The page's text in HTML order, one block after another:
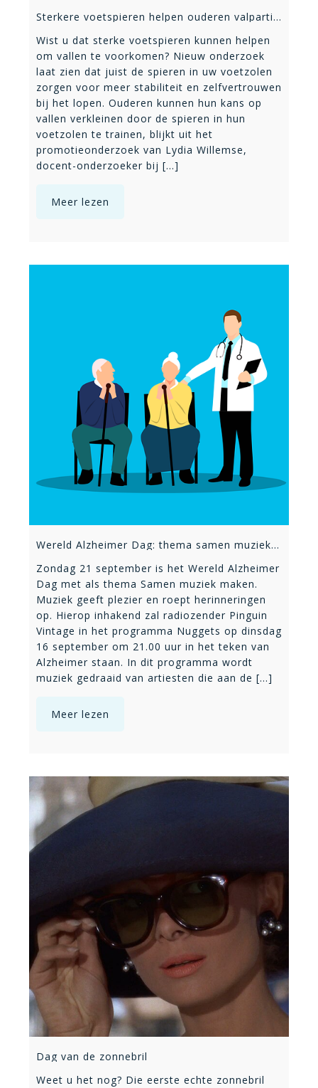
Sterkere voetspieren helpen ouderen valpartijen te voorkomen
Wist u dat sterke voetspieren kunnen helpen
om vallen te voorkomen? Nieuw onderzoek
laat zien dat juist de spieren in uw voetzolen
zorgen voor meer stabiliteit en zelfvertrouwen
bij het lopen. Ouderen kunnen hun kans op
vallen verkleinen door de spieren in hun
voetzolen te trainen, blijkt uit het
promotieonderzoek van Lydia Willemse,
docent-onderzoeker bij [...]
Meer lezen
Wereld Alzheimer Dag: thema samen muziek maken; ook op Pinguin Vintage
Zondag 21 september is het Wereld Alzheimer
Dag met als thema Samen muziek maken.
Muziek geeft plezier en roept herinneringen
op. Hierop inhakend zal radiozender Pinguin
Vintage in het programma Nuggets op dinsdag
16 september om 21.00 uur in het teken van
Alzheimer staan. In dit programma wordt
muziek gedraaid van artiesten die aan de [...]
Meer lezen
Dag van de zonnebril
Weet u het nog? Die eerste echte zonnebril